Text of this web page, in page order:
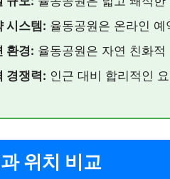
시스템: 율동공원은 온라인
환경: 율동공원은 자연 친화
경쟁력: 인근 대비 합리적인
위치 비교